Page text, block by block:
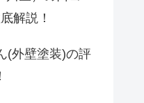
解説！
(外壁塗装)の評